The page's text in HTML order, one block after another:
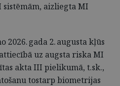
aizliegta MI
2026. gada 2. augusta kļūs
uz augsta riska MI
akta III pielikumā, t.sk.,
tostarp biometrijas